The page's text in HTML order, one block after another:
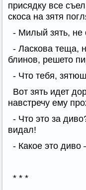
присядку все
скоса на зятя
- Милый зять, не
- Ласкова теща,
блинов, решето
- Что тебя,
Вот зять идет
навстречу ему
- Что это за
видал!
- Какое это
* * *